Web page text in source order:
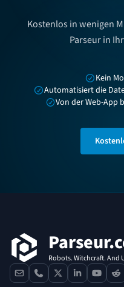
Kostenlos in wenigen
Parseur in
Kein
Automatisiert die
Von der Web-App
Robots. Witchcraft. And
contactphone
x linkedin